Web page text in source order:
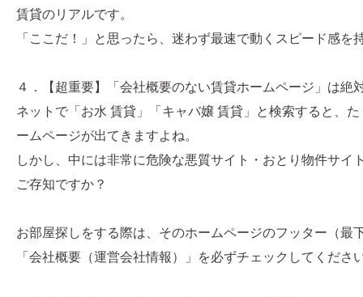
賃貸のリアルです。
「ここだ！」と思ったら、迷わず最速で動くスピード感を
４．【超重要】「会社概要のない賃貸ホームページ」は絶
ネットで「お水 賃貸」「キャバ嬢 賃貸」と検索すると、
ームページが出てきますよね。
しかし、中には非常に危険な悪質サイト・おとり物件サイ
ご存知ですか？
お部屋探しをする際は、そのホームページのフッター（最
「会社概要（運営会社情報）」を必ずチェックしてくださ